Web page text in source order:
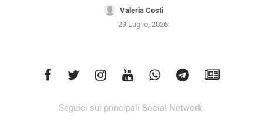
Valeria Costi
29 Luglio, 2026
Seguici sui principali Social Network.